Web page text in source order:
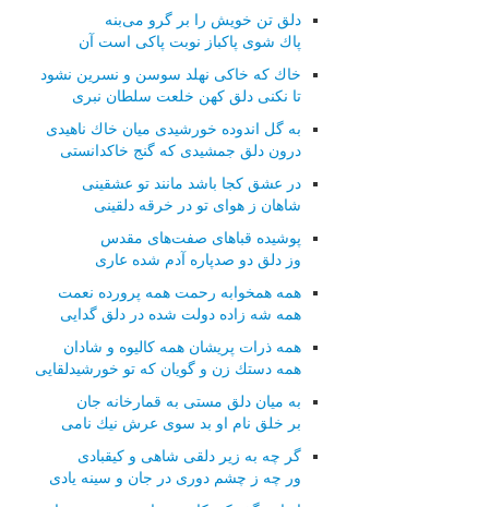
دلق تن خویش را بر گرو می‌بنه
پاك شوی پاكباز نوبت پاكی است آن
خاك كه خاكی نهلد سوسن و نسرین نشود
تا نكنی دلق كهن خلعت سلطان نبری
به گل اندوده خورشیدی میان خاك ناهیدی
درون دلق جمشیدی كه گنج خاكدانستی
در عشق كجا باشد مانند تو عشقینی
شاهان ز هوای تو در خرقه دلقینی
پوشیده قباهای صفت‌های مقدس
وز دلق دو صدپاره آدم شده عاری
همه همخوابه رحمت همه پرورده نعمت
همه شه زاده دولت شده در دلق گدایی
همه ذرات پریشان همه كالیوه و شادان
همه دستك زن و گویان كه تو خورشیدلقایی
به میان دلق مستی به قمارخانه جان
بر خلق نام او بد سوی عرش نیك نامی
گر چه به زیر دلقی شاهی و كیقبادی
ور چه ز چشم دوری در جان و سینه یادی